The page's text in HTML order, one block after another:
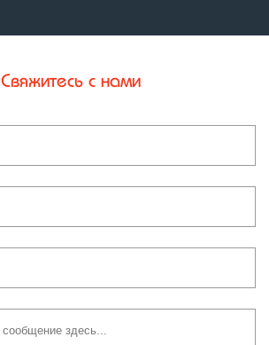
Свяжитесь с нами